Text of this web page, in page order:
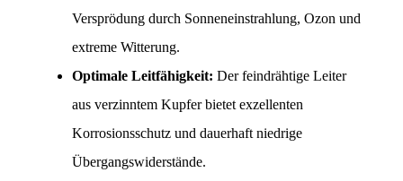
Versprödung durch Sonneneinstrahlung, Ozon und
extreme Witterung.
Optimale Leitfähigkeit: Der feindrähtige Leiter
aus verzinntem Kupfer bietet exzellenten
Korrosionsschutz und dauerhaft niedrige
Übergangswiderstände.